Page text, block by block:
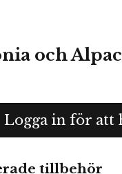
och
Logga in för att
tillbehör